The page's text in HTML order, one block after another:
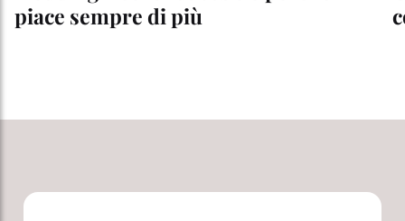
piace sempre di più